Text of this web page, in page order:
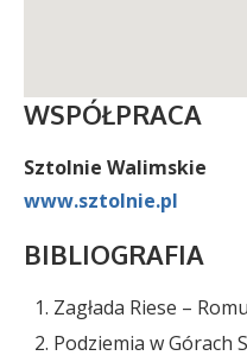
WSPÓŁPRACA
Sztolnie Walimskie
www.sztolnie.pl
BIBLIOGRAFIA
Zagłada Riese –
Podziemia w Górach